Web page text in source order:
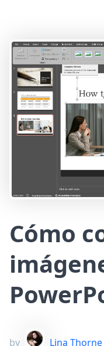
Cómo
by Lina Thorne